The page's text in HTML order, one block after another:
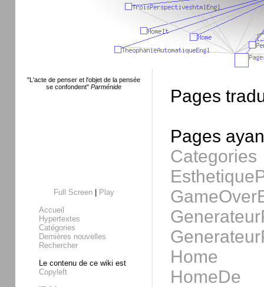
"L'acte de penser et l'objet de la pensée
se confondent" Parménide
Full Screen|
Play
Accueil
Hypertextes
Catégories
Dernières nouvelles
Rechercher
Le contenu de ce wiki est
Copyleft
Pages
Pages
Categories
Home
HomeDe